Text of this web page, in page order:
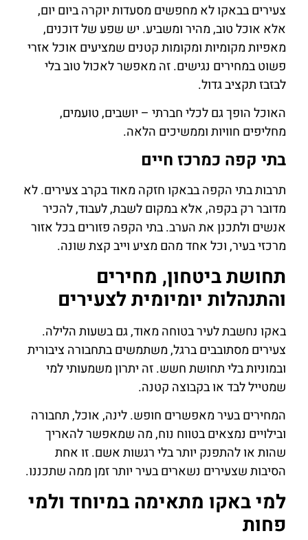
צעירים בבאקו לא מחפשים מסעדות יוקרה ביום יום,
אלא אוכל טוב, מהיר ומשביע. יש שפע של דוכנים,
מאפיות מקומיות ומקומות קטנים שמציעים אוכל אזרי
פשוט במחירים נגישים. זה מאפשר לאכול טוב בלי
לבזבז תקציב גדול.
האוכל הופך גם לכלי חברתי – יושבים, טועמים,
מחליפים חוויות וממשיכים הלאה.
בתי קפה כמרכז חיים
תרבות בתי הקפה בבאקו חזקה מאוד בקרב צעירים. לא
מדובר רק בקפה, אלא במקום לשבת, לעבוד, להכיר
אנשים ולתכנן את הערב. בתי הקפה פזורים בכל אזור
מרכזי בעיר, וכל אחד מהם מציע וייב קצת שונה.
תחושת ביטחון, מחירים
והתנהלות יומיומית לצעירים
באקו נחשבת לעיר בטוחה מאוד, גם בשעות הלילה.
צעירים מסתובבים ברגל, משתמשים בתחבורה ציבורית
ובמוניות בלי תחושת חשש. זה יתרון משמעותי למי
שמטייל לבד או בקבוצה קטנה.
המחירים בעיר מאפשרים חופש. לינה, אוכל, תחבורה
ובילויים נמצאים בטווח נוח, מה שמאפשר להאריך
שהות או להתפנק יותר בלי רגשות אשם. זו אחת
הסיבות שצעירים נשארים בעיר יותר זמן ממה שתכננו.
למי באקו מתאימה במיוחד ולמי
פחות